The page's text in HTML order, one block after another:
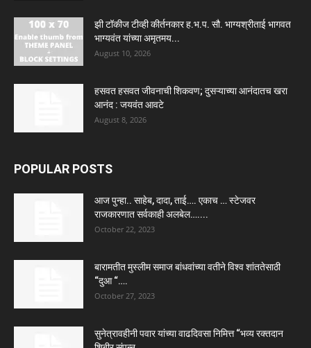
झी टॉकीज टीव्ही कीर्तनकार ह.भ.प. सौ. भाग्यश्रीताई भागवत
भाग्यवंत यांच्या अमृतमय...
August 10, 2026
हसवत हसवत जीवनाची शिकवण; दुसऱ्याच्या आनंदातच खरा
आनंद : जयवंत आवटे
August 8, 2026
POPULAR POSTS
आज पुन्हा.. साहेब, दादा, ताई…. एकाच … स्टेजवर
राजकारणात सर्वकाही अलबेल…....
October 22, 2023
बारामतीत मुस्लीम समाज बांधवांच्या वतीने विश्व शांततेसाठी
“दुआ “….
October 27, 2023
सुनेत्रावहीनी पवार यांच्या वाढदिवसा निमित्त “भव्य रक्तदान